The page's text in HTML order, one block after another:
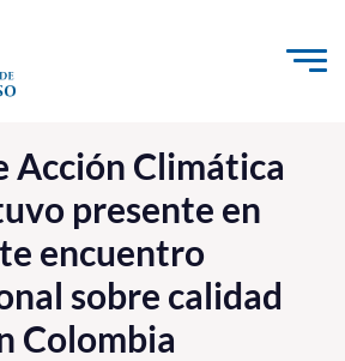
al contenido
e Innovación
Acción Climática
presente en
encuentro
sobre calidad
Colombia